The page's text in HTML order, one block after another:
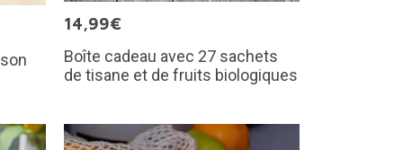
14,99€
Boîte cadeau avec 27 sachets
de tisane et de fruits biologiques